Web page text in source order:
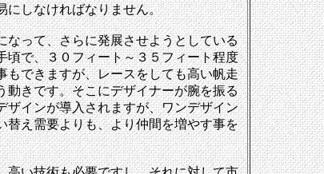
にしなければなりません。
なって、さらに発展させようとしている
頃で、３０フィート～３５フィート程度
もできますが、レースをしても高い帆走
動きです。そこにデザイナーが腕を振る
ザインが導入されますが、ワンデザイン
替え需要よりも、より仲間を増やす事を